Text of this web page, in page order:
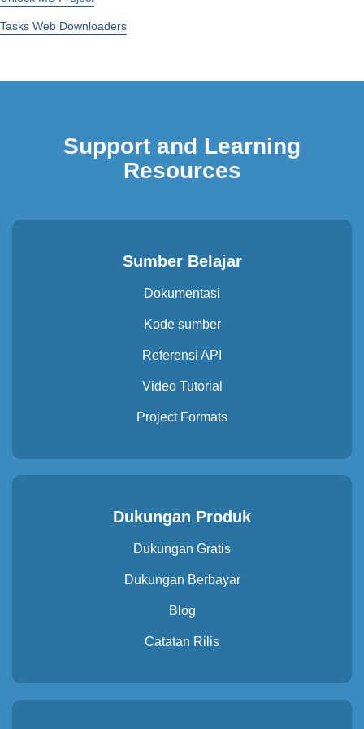
Tasks Web Downloaders
Support and Learning
Resources
Sumber Belajar
Dokumentasi
Kode sumber
Referensi API
Video Tutorial
Project Formats
Dukungan Produk
Dukungan Gratis
Dukungan Berbayar
Blog
Catatan Rilis